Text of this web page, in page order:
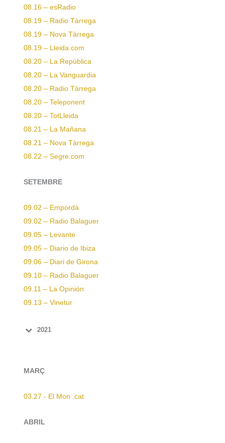
08.16 – esRadio
08.19 – Radio Tàrrega
08.19 – Nova Tàrrega
08.19 – Lleida.com
08.20 – La República
08.20 – La Vanguardia
08.20 – Radio Tàrrega
08.20 – Teleponent
08.20 – TotLleida
08.21 – La Mañana
08.21 – Nova Tàrrega
08.22 – Segre.com
SETEMBRE
09.02 – Empordà
09.02 – Radio Balaguer
09.05 – Levante
09.05 – Diario de Ibiza
09.06 – Diari de Girona
09.10 – Radio Balaguer
09.11 – La Opinión
09.13 – Vinetur
2021
MARÇ
03.27 - El Mon .cat
ABRIL